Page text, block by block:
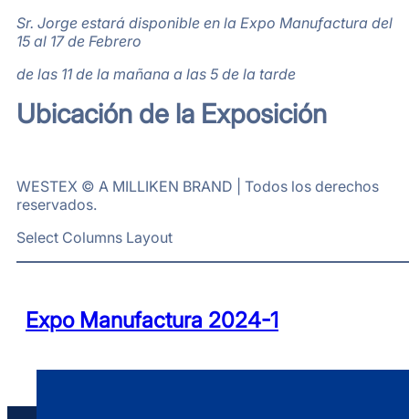
Sr. Jorge estará disponible en la Expo Manufactura del
15 al 17 de Febrero
de las 11 de la mañana a las 5 de la tarde
Ubicación de la Exposición
WESTEX © A MILLIKEN BRAND | Todos los derechos
reservados.
Select Columns Layout
Expo Manufactura 2024-1